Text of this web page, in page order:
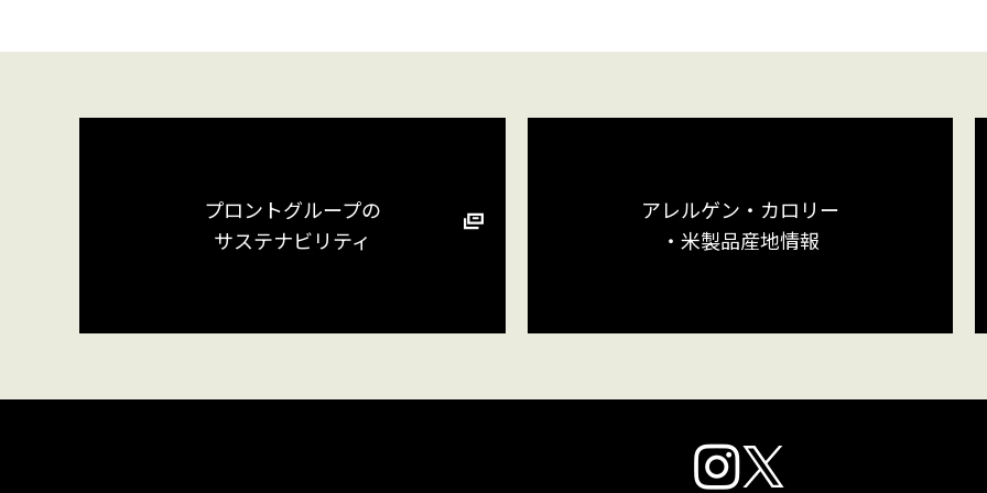
プロントグループの
サステナビリティ
アレルゲン・カロリー
・米製品産地情報